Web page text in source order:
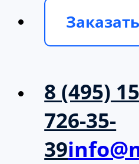
8 (495)
726-35-
39